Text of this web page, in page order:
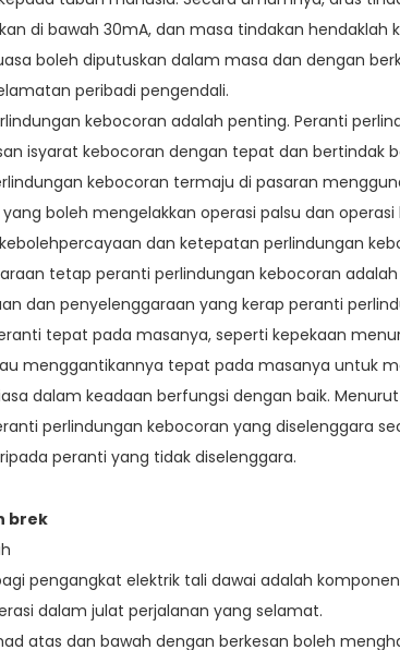
di bawah 30mA, dan masa tindakan hendaklah
boleh diputuskan dalam masa dan dengan
peribadi pengendali.
kebocoran adalah penting. Peranti
isyarat kebocoran dengan tepat dan bertindak
kebocoran termaju di pasaran
boleh mengelakkan operasi palsu dan
dan ketepatan perlindungan
tetap peranti perlindungan kebocoran
dan penyelenggaraan yang kerap peranti
tepat pada masanya, seperti kepekaan
menggantikannya tepat pada masanya untuk
dalam keadaan berfungsi dengan baik.
perlindungan kebocoran yang diselenggara
peranti yang tidak diselenggara.
brek
pengangkat elektrik tali dawai adalah
dalam julat perjalanan yang selamat.
atas dan bawah dengan berkesan boleh